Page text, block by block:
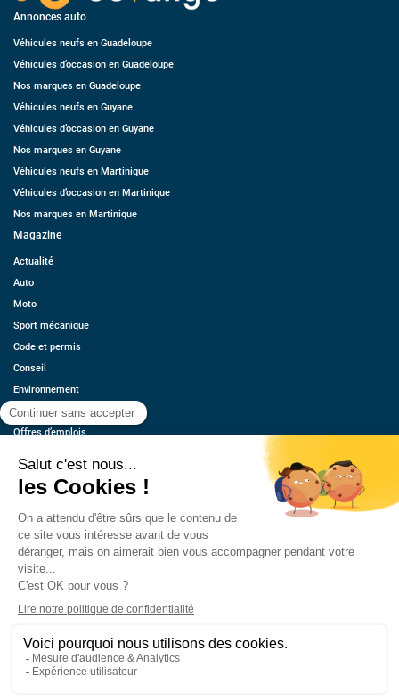
Annonces auto
Véhicules neufs en Guadeloupe
Véhicules d’occasion en Guadeloupe
Nos marques en Guadeloupe
Véhicules neufs en Guyane
Véhicules d’occasion en Guyane
Nos marques en Guyane
Véhicules neufs en Martinique
Véhicules d’occasion en Martinique
Nos marques en Martinique
Magazine
Actualité
Auto
Moto
Sport mécanique
Code et permis
Conseil
Environnement
Économie
Offres d’emplois
Contact
Estimez votre voiture
Mentions légales
CGU